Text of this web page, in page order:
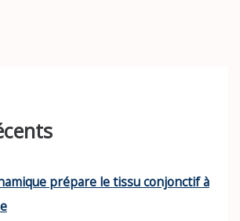
prépare le tissu conjonctif à